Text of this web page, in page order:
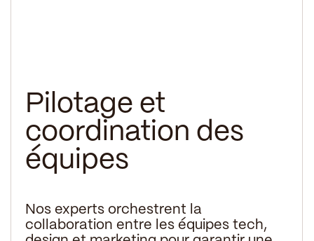
Pilotage et
coordination des
équipes
Nos experts orchestrent la
collaboration entre les équipes tech,